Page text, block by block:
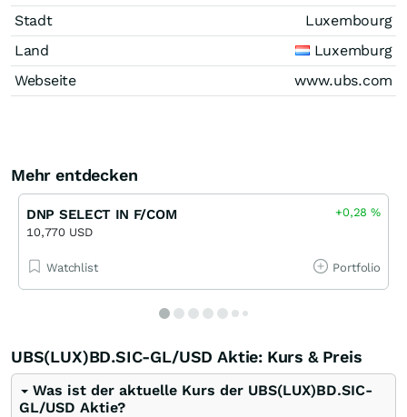
Stadt
Luxembourg
Land
Luxemburg
Webseite
www.ubs.com
Mehr entdecken
DNP SELECT IN F/COM
10,770 USD
+0,28%
Watchlist Portfolio
UBS(LUX)BD.SIC-GL/USD Aktie: Kurs & Preis
Was ist der aktuelle Kurs der UBS(LUX)BD.SIC-
GL/USD Aktie?